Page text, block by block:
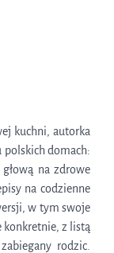
kuchni, autorka
polskich domach:
na zdrowe
na codzienne
w tym swoje
konkretnie, z listą
rodzic.